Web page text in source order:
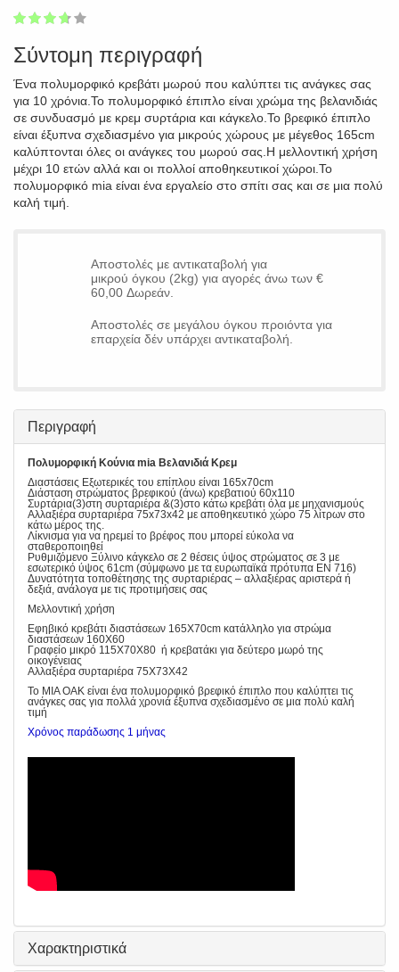
1
2
3
4
5
Σύντομη περιγραφή
Ένα πολυμορφικό κρεβάτι μωρού που καλύπτει τις ανάγκες σας
για 10 χρόνια.Το πολυμορφικό έπιπλο είναι χρώμα της βελανιδιάς
σε συνδυασμό με κρεμ συρτάρια και κάγκελο.Το βρεφικό έπιπλο
είναι έξυπνα σχεδιασμένο για μικρούς χώρους με μέγεθος 165cm
καλύπτονται όλες οι ανάγκες του μωρού σας.Η μελλοντική χρήση
μέχρι 10 ετών αλλά και οι πολλοί αποθηκευτικοί χώροι.Το
πολυμορφικό mia είναι ένα εργαλείο στο σπίτι σας και σε μια πολύ
καλή τιμή.
Αποστολές με αντικαταβολή για
μικρού όγκου (2kg) για αγορές άνω των €
60,00 Δωρεάν.
Αποστολές σε μεγάλου όγκου προιόντα για
επαρχεία δέν υπάρχει αντικαταβολή.
Περιγραφή
Πολυμορφική Κούνια mia Βελανιδιά Κρεμ
Διαστάσεις Εξωτερικές του επίπλου είναι 165x70cm
Διάσταση στρώματος βρεφικού (άνω) κρεβατιού 60x110
Συρτάρια(3)στη συρταριέρα &(3)στο κάτω κρεβάτι όλα με μηχανισμούς
Αλλαξιέρα συρταριέρα 75x73x42 με αποθηκευτικό χώρο 75 λίτρων στο
κάτω μέρος της.
Λίκνισμα για να ηρεμεί το βρέφος που μπορεί εύκολα να
σταθεροποιηθεί
Ρυθμιζόμενο Ξύλινο κάγκελο σε 2 θέσεις ύψος στρώματος σε 3 με
εσωτερικό ύψος 61cm (σύμφωνο με τα ευρωπαϊκά πρότυπα ΕΝ 716)
Δυνατότητα τοποθέτησης της συρταριέρας – αλλαξιέρας αριστερά ή
δεξιά, ανάλογα με τις προτιμήσεις σας
Μελλοντική χρήση
Εφηβικό κρεβάτι διαστάσεων 165Χ70cm κατάλληλο για στρώμα
διαστάσεων 160Χ60
Γραφείο μικρό 115Χ70Χ80 ή κρεβατάκι για δεύτερο μωρό της
οικογένειας
Αλλαξιέρα συρταριέρα 75Χ73Χ42
To ΜΙΑ ΟΑΚ είναι ένα πολυμορφικό βρεφικό έπιπλο που καλύπτει τις
ανάγκες σας για πολλά χρονιά έξυπνα σχεδιασμένο σε μια πολύ καλή
τιμή
Χρόνος παράδωσης 1 μήνας
Χαρακτηριστικά